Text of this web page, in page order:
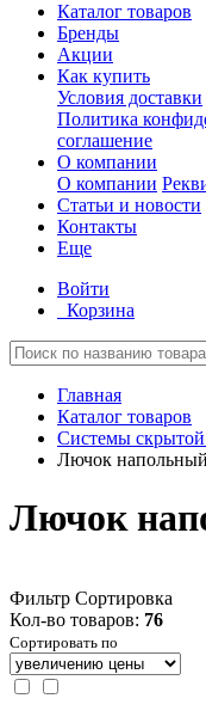
Каталог товаров
Бренды
Акции
Как купить
Условия доставки
Политика
соглашение
О компании
О компании
Статьи и новости
Контакты
Еще
Войти
Корзина
Главная
Каталог товаров
Системы
Лючок напольный
Лючок
Фильтр Сортировка
Кол-во товаров: 76
Сортировать по